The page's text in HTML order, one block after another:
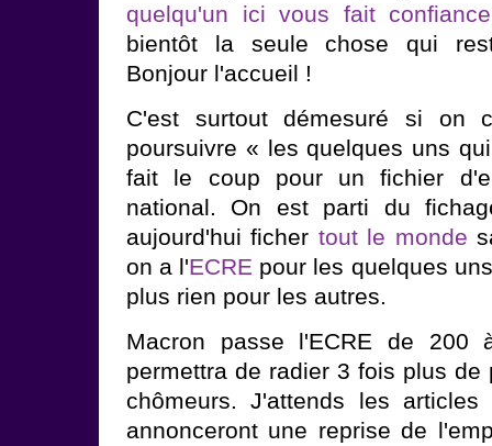
quelqu'un ici vous fait confiance
bientôt la seule chose qui
Bonjour l'accueil !
C'est surtout démesuré si on
poursuivre « les quelques uns
fait le coup pour un fichier
national. On est parti du
aujourd'hui ficher tout le monde
on a l'ECRE pour les quelques
plus rien pour les autres.
Macron passe l'ECRE de 200
permettra de radier 3 fois plus
chômeurs. J'attends les
annonceront une reprise de